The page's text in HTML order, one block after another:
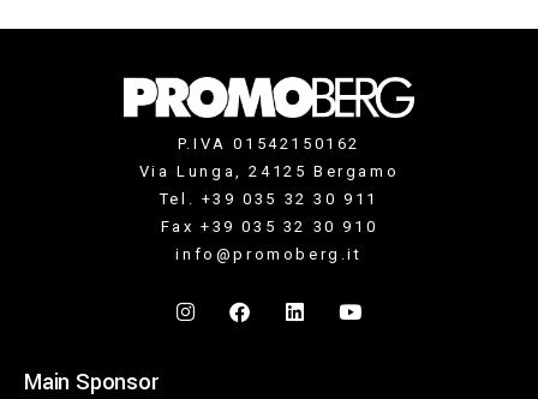
P.IVA 01542150162
Via Lunga, 24125 Bergamo
Tel. +39 035 32 30 911
Fax +39 035 32 30 910
info@promoberg.it
Main Sponsor